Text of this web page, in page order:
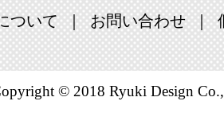
ついて お問い合わせ
© 2018 Ryuki Design